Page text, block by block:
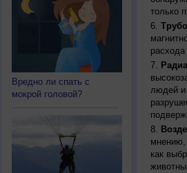
Вредно ли спать с
мокрой головой?
только
людей и
мнению,
как